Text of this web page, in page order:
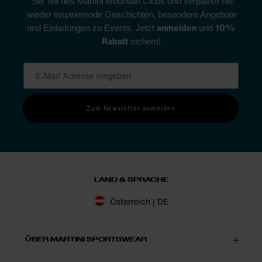
wieder inspirierende Geschichten, besondere Angebote
und Einladungen zu Events. Jetzt anmelden und 10%
Rabatt sichern!
Zum Newsletter anmelden
LAND & SPRACHE
Österreich | DE
ÜBER MARTINI SPORTSWEAR